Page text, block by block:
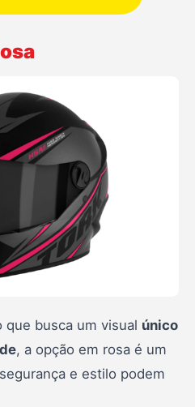
que busca um visual único
, a opção em rosa é um
e estilo podem